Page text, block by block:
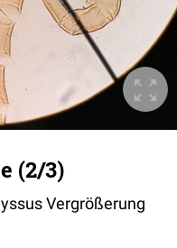
(2/3)
Vergrößerung